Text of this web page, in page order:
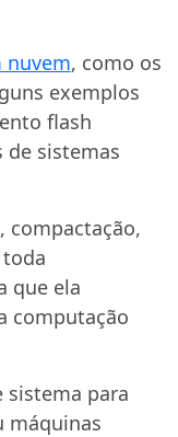
nuvem, como os
exemplos
flash
de sistemas
compactação,
que ela
computação
sistema para
máquinas